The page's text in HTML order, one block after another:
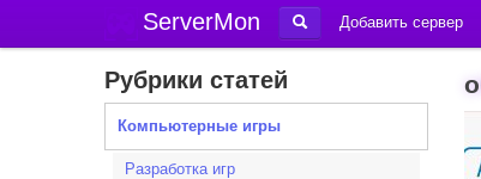
ServerMon Добавить сервер
Рубрики статей
Компьютерные игры
Разработка игр